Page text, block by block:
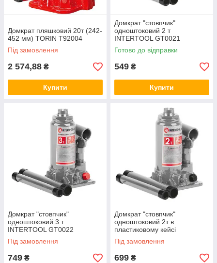
Домкрат пляшковий 20т (242-
452 мм) TORIN T92004
Під замовлення
2 574,88 ₴
Купити
Домкрат "стовпчик"
одноштоковий 2 т
INTERTOOL GT0021
Готово до відправки
549 ₴
Купити
Домкрат "стовпчик"
одноштоковий 3 т
INTERTOOL GT0022
Під замовлення
749 ₴
Домкрат "стовпчик"
одноштоковий 2т в
пластиковому кейсі
INTERTOOL GT0051
Під замовлення
699 ₴